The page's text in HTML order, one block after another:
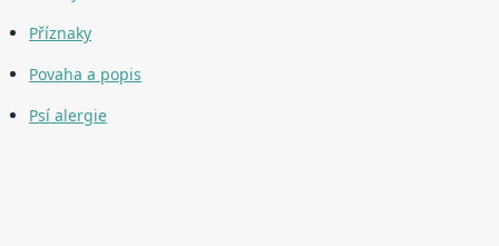
Příznaky
Povaha a popis
Psí alergie